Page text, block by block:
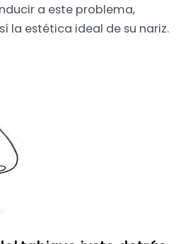
a este problema,
la estética ideal de su nariz.